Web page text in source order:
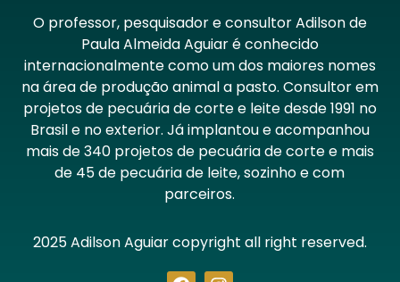
O professor, pesquisador e consultor Adilson de
Paula Almeida Aguiar é conhecido
internacionalmente como um dos maiores nomes
na área de produção animal a pasto. Consultor em
projetos de pecuária de corte e leite desde 1991 no
Brasil e no exterior. Já implantou e acompanhou
mais de 340 projetos de pecuária de corte e mais
de 45 de pecuária de leite, sozinho e com
parceiros.
2025 Adilson Aguiar copyright all right reserved.